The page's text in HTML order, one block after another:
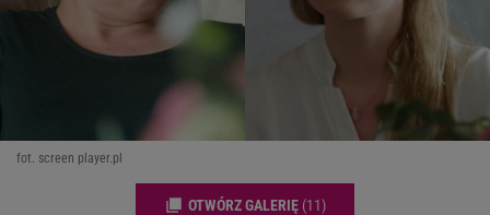
fot. screen player.pl
OTWÓRZ GALERIĘ (11)